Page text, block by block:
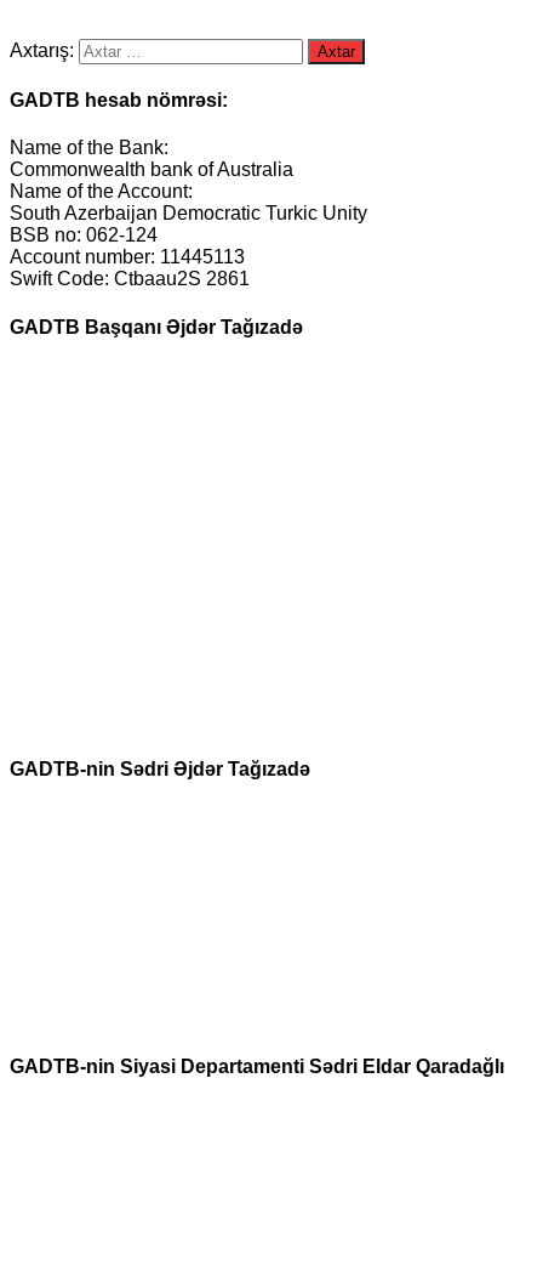
Axtarış:
GADTB hesab nömrəsi:
Name of the Bank:
Commonwealth bank of Australia
Name of the Account:
South Azerbaijan Democratic Turkic Unity
BSB no: 062-124
Account number: 11445113
Swift Code: Ctbaau2S 2861
GADTB Başqanı Əjdər Tağızadə
GADTB-nin Sədri Əjdər Tağızadə
GADTB-nin Siyasi Departamenti Sədri Eldar Qaradağlı